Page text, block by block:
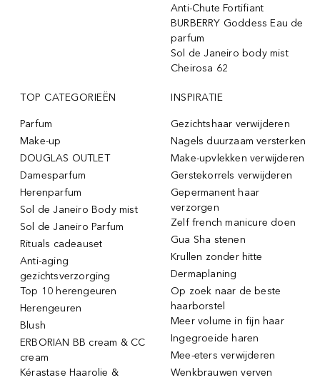
Anti-Chute Fortifiant
BURBERRY Goddess Eau de
parfum
Sol de Janeiro body mist
Cheirosa 62
TOP CATEGORIEËN
Parfum
Make-up
DOUGLAS OUTLET
Damesparfum
Herenparfum
Sol de Janeiro Body mist
Sol de Janeiro Parfum
Rituals cadeauset
Anti-aging
gezichtsverzorging
Top 10 herengeuren
Herengeuren
Blush
ERBORIAN BB cream & CC
cream
Kérastase Haarolie &
INSPIRATIE
Gezichtshaar verwijderen
Nagels duurzaam versterken
Make-upvlekken verwijderen
Gerstekorrels verwijderen
Gepermanent haar
verzorgen
Zelf french manicure doen
Gua Sha stenen
Krullen zonder hitte
Dermaplaning
Op zoek naar de beste
haarborstel
Meer volume in fijn haar
Ingegroeide haren
Mee-eters verwijderen
Wenkbrauwen verven